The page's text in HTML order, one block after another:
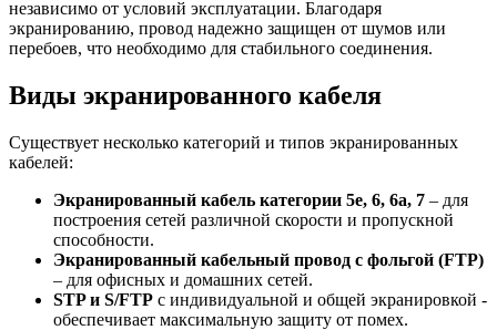
независимо от условий эксплуатации. Благодаря
экранированию, провод надежно защищен от шумов или
перебоев, что необходимо для стабильного соединения.
Виды экранированного кабеля
Существует несколько категорий и типов экранированных
кабелей:
Экранированный кабель категории 5e, 6, 6a, 7 – для
построения сетей различной скорости и пропускной
способности.
Экранированный кабельный провод с фольгой (FTP)
– для офисных и домашних сетей.
STP и S/FTP с индивидуальной и общей экранировкой -
обеспечивает максимальную защиту от помех.